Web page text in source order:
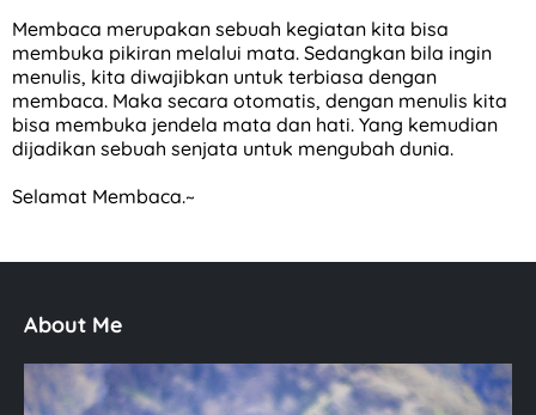
Membaca merupakan sebuah kegiatan kita bisa
membuka pikiran melalui mata. Sedangkan bila ingin
menulis, kita diwajibkan untuk terbiasa dengan
membaca. Maka secara otomatis, dengan menulis kita
bisa membuka jendela mata dan hati. Yang kemudian
dijadikan sebuah senjata untuk mengubah dunia.
Selamat Membaca.~
About Me